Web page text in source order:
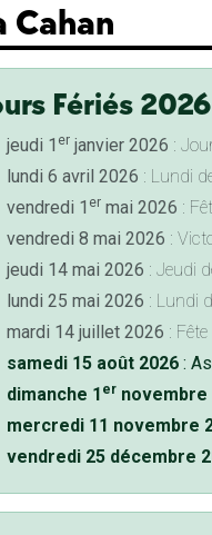
Cahan
Fériés 2026
jeudi 1 erjanvier 2026 :
lundi 6 avril 2026 : Lundi
vendredi 1 ermai 2026 :
vendredi 8 mai 2026 :
jeudi 14 mai 2026 : Jeudi
lundi 25 mai 2026 : Lundi
mardi 14 juillet 2026 :
samedi 15 août 2026:
dimanche 1 ernovembre
mercredi 11 novembre
vendredi 25 décembre